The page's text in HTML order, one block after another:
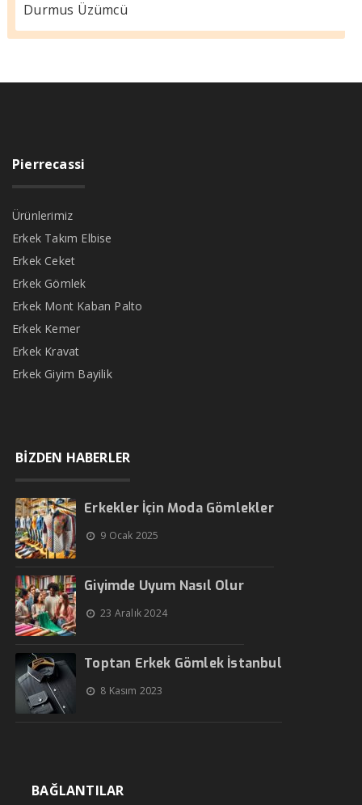
Durmus Üzümcü
Pierrecassi
Ürünlerimiz
Erkek Takım Elbise
Erkek Ceket
Erkek Gömlek
Erkek Mont Kaban Palto
Erkek Kemer
Erkek Kravat
Erkek Giyim Bayilik
BİZDEN HABERLER
Erkekler İçin Moda Gömlekler
9 Ocak 2025
Giyimde Uyum Nasıl Olur
23 Aralık 2024
Toptan Erkek Gömlek İstanbul
8 Kasım 2023
BAĞLANTILAR